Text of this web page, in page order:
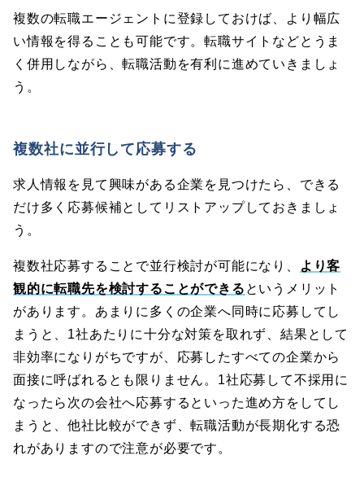
複数の転職エージェントに登録しておけば、より幅広
い情報を得ることも可能です。転職サイトなどとうま
く併用しながら、転職活動を有利に進めていきましょ
う。
複数社に並行して応募する
求人情報を見て興味がある企業を見つけたら、できる
だけ多く応募候補としてリストアップしておきましょ
う。
複数社応募することで並行検討が可能になり、
より客
観的に転職先を検討することができる というメリット
があります。あまりに多くの企業へ同時に応募してし
まうと、1社あたりに十分な対策を取れず、結果として
非効率になりがちですが、応募したすべての企業から
面接に呼ばれるとも限りません。1社応募して不採用に
なったら次の会社へ応募するといった進め方をしてし
まうと、他社比較ができず、転職活動が長期化する恐
れがありますので注意が必要です。